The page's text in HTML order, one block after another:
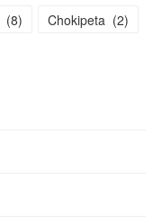
(8) Chokipeta (2)